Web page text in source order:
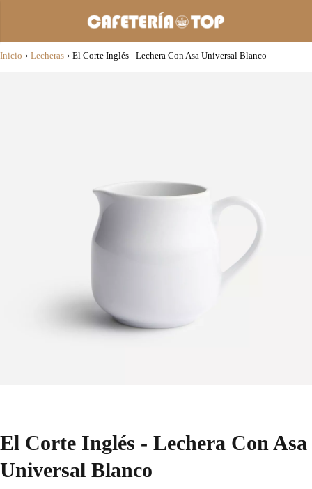
Inicio › Lecheras › El Corte Inglés - Lechera Con Asa Universal Blanco
El Corte Inglés - Lechera Con Asa
Universal Blanco